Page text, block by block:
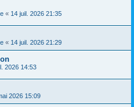
« 14 juil. 2026 21:35
« 14 juil. 2026 21:29
2026 14:53
2026 15:09